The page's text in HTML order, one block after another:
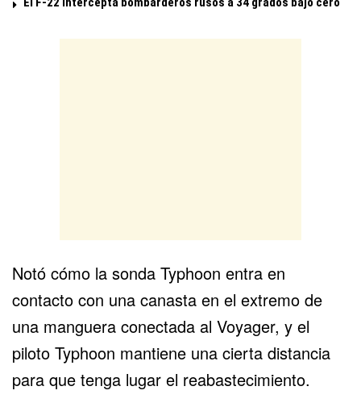
Notó cómo la sonda Typhoon entra en
contacto con una canasta en el extremo de
una manguera conectada al Voyager, y el
piloto Typhoon mantiene una cierta distancia
para que tenga lugar el reabastecimiento.